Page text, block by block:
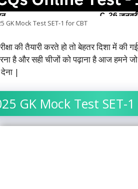
GK Mock Test SET-1 for CBT
की तैयारी करते हो तो बेहतर दिशा में
है और सही चीजों को पढ़ाना है आज हमने
|
GK Mock Test SET-